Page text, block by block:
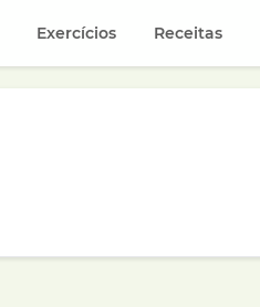
Exercícios Receitas